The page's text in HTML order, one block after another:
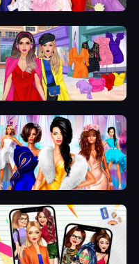
Model Dress Up Girl
Billionaire Wife Dress Up
Fashion Dress Up Challenge